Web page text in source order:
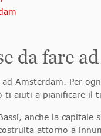
da fare
Amsterdam. Per
ti aiuti a pianificare il
anche la
attorno a